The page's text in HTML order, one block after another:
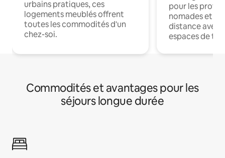
urbains pratiques, ces
logements meublés offrent
toutes les commodités d'un
chez-soi.
pour les
nomades et
distance avec
espaces de
Commodités et avantages pour les
séjours longue durée